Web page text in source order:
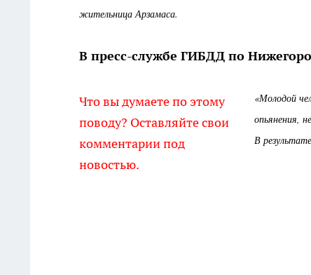
жительница Арзамаса.
В пресс-службе ГИБДД по
Что вы думаете по этому
поводу? Оставляйте свои
комментарии под
новостью.
«Молодой
опьянения,
В